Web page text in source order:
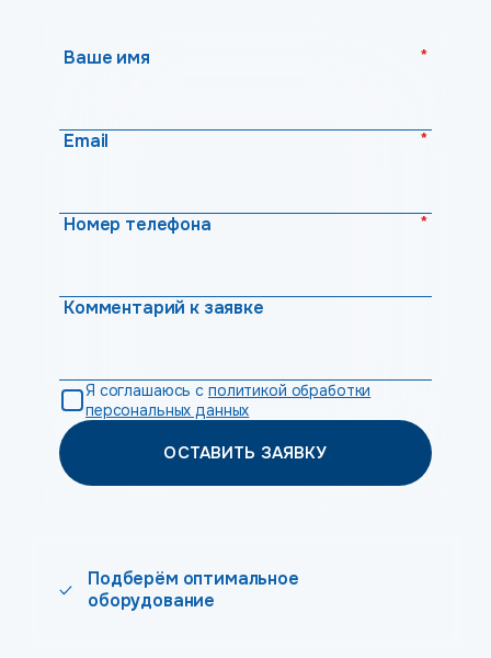
Ваше имя *
Email *
Номер телефона *
Комментарий к заявке
Я соглашаюсь с политикой обработки
персональных данных
ОСТАВИТЬ ЗАЯВКУ
Подберём оптимальное
оборудование